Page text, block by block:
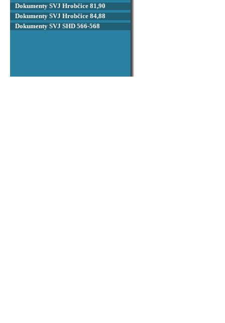
Dokumenty SVJ Hrobčice 81,90
Dokumenty SVJ Hrobčice 84,88
Dokumenty SVJ SHD 566-568